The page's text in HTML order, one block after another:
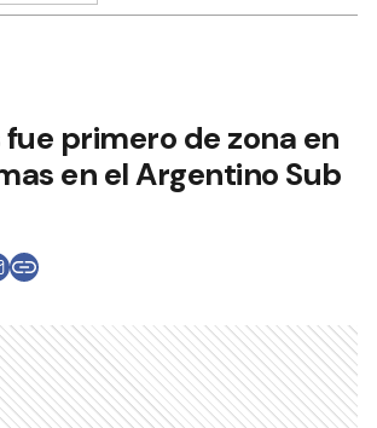
fue primero de zona en
en el Argentino Sub